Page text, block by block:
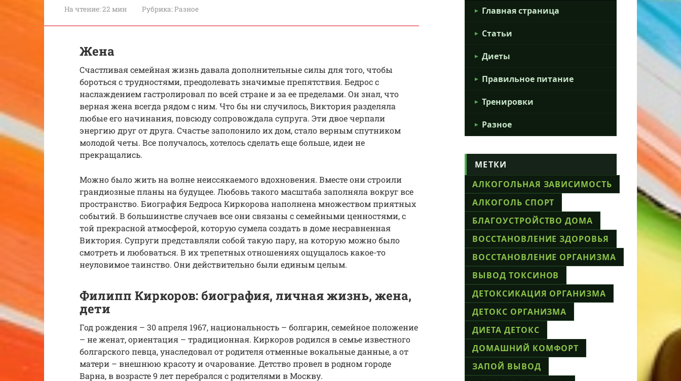
На чтение:22 мин Рубрика:Разное
Жена
Счастливая семейная жизнь давала дополнительные силы для того, чтобы
бороться с трудностями, преодолевать значимые препятствия. Бедрос с
наслаждением гастролировал по всей стране и за ее пределами. Он знал, что
верная жена всегда рядом с ним. Что бы ни случилось, Виктория разделяла
любые его начинания, повсюду сопровождала супруга. Эти двое черпали
энергию друг от друга. Счастье заполонило их дом, стало верным спутником
молодой четы. Все получалось, хотелось сделать еще больше, идеи не
прекращались.
Можно было жить на волне неиссякаемого вдохновения. Вместе они строили
грандиозные планы на будущее. Любовь такого масштаба заполняла вокруг все
пространство. Биография Бедроса Киркорова наполнена множеством приятных
событий. В большинстве случаев все они связаны с семейными ценностями, с
той прекрасной атмосферой, которую сумела создать в доме несравненная
Виктория. Супруги представляли собой такую пару, на которую можно было
смотреть и любоваться. В их трепетных отношениях ощущалось какое-то
неуловимое таинство. Они действительно были единым целым.
Филипп Киркоров: биография, личная жизнь, жена,
дети
Год рождения – 30 апреля 1967, национальность – болгарин, семейное положение
– не женат, ориентация – традиционная. Киркоров родился в семье известного
болгарского певца, унаследовал от родителя отменные вокальные данные, а от
матери – внешнюю красоту и очарование. Детство провел в родном городе
Варна, в возрасте 9 лет перебрался с родителями в Москву.
Главная страница
Статьи
Диеты
Правильное питание
Тренировки
Разное
МЕТКИ
АЛКОГОЛЬНАЯ ЗАВИСИМОСТЬ
АЛКОГОЛЬ СПОРТ
БЛАГОУСТРОЙСТВО ДОМА
ВОССТАНОВЛЕНИЕ ЗДОРОВЬЯ
ВОССТАНОВЛЕНИЕ ОРГАНИЗМА
ВЫВОД ТОКСИНОВ
ДЕТОКСИКАЦИЯ ОРГАНИЗМА
ДЕТОКС ОРГАНИЗМА
ДИЕТА ДЕТОКС
ДОМАШНИЙ КОМФОРТ
ЗАПОЙ ВЫВОД